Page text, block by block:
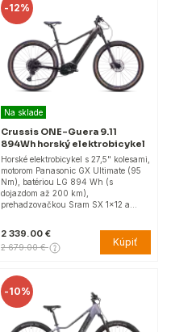
-12%
Na sklade
Crussis ONE-Guera 9.11
894Wh horský elektrobicykel
Horské elektrobicykel s 27,5" kolesami,
motorom Panasonic GX Ultimate (95
Nm), batériou LG 894 Wh (s
dojazdom až 200 km),
prehadzovačkou Sram SX 1x12 a…
2 339.00 €
2 679.00 € Kúpiť
-10%